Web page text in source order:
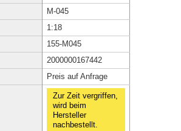
M-045
1:18
155-M045
2000000167442
Preis auf Anfrage
Zur Zeit vergriffen,
wird beim
Hersteller
nachbestellt.